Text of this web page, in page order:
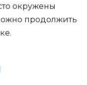
окружены
продолжить